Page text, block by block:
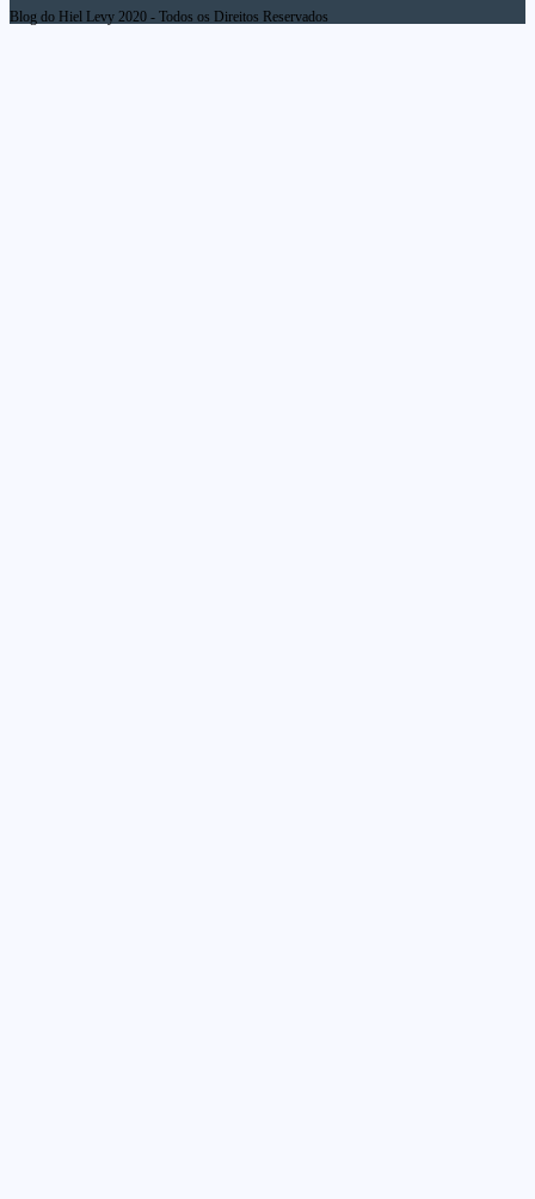
Blog do Hiel Levy 2020 - Todos os Direitos Reservados